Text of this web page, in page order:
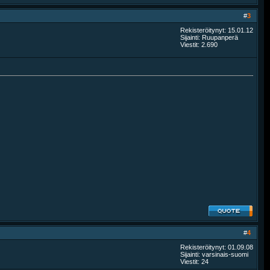
#3
Rekisteröitynyt: 15.01.12
Sijainti: Ruupanperä
Viestit: 2.690
#4
Rekisteröitynyt: 01.09.08
Sijainti: varsinais-suomi
Viestit: 24